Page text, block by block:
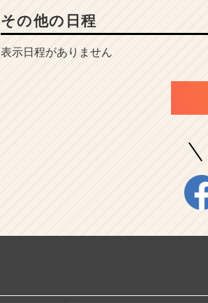
その他の日程
表示日程がありません